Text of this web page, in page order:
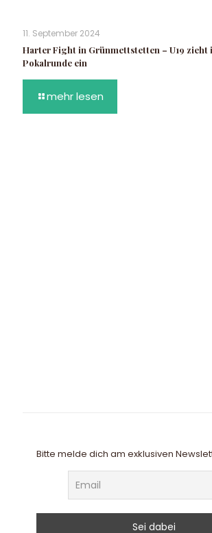
11. September 2024
Harter Fight in Grünmettstetten – U19 zieht
Pokalrunde ein
mehr lesen
Bitte melde dich am exklusiven